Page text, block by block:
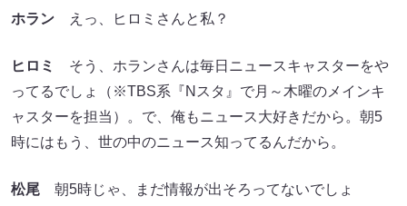
ホラン えっ、ヒロミさんと私？
ヒロミ
そう、ホランさんは毎日ニュースキャスターをや
ってるでしょ（※TBS系『Nスタ』で月～木曜のメインキ
ャスターを担当）。で、俺もニュース大好きだから。朝5
時にはもう、世の中のニュース知ってるんだから。
松尾 朝5時じゃ、まだ情報が出そろってないでしょ